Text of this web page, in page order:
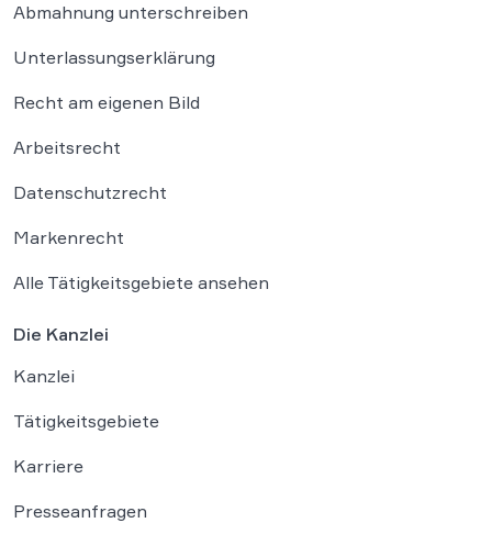
Abmahnung unterschreiben
Unterlassungserklärung
Recht am eigenen Bild
Arbeitsrecht
Datenschutzrecht
Markenrecht
Alle Tätigkeitsgebiete ansehen
Die Kanzlei
Kanzlei
Tätigkeitsgebiete
Karriere
Presseanfragen